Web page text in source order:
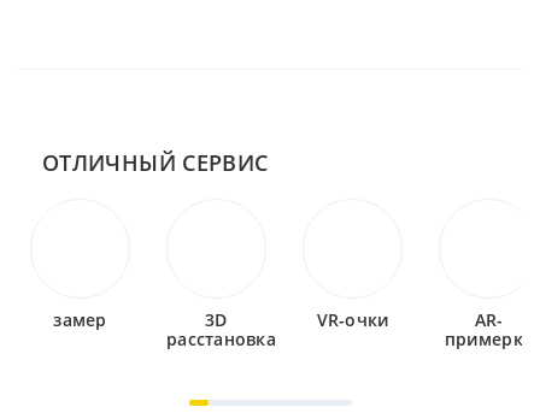
ОТЛИЧНЫЙ СЕРВИС
замер
3D
расстановка
VR-очки
AR-
примерка